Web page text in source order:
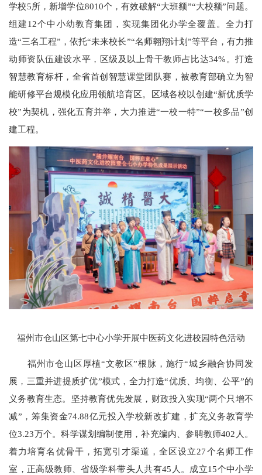
学校5所，新增学位8010个，有效破解“大班额”“大校额”问题。
组建12个中小幼教育集团，实现集团化办学全覆盖。全力打
造“三名工程”，依托“未来校长”“名师翱翔计划”等平台，有力推
动师资队伍建设水平，区级及以上骨干教师占比达34%。打造
智慧教育标杆，全省首创智慧课堂团队赛，被教育部确立为智
能研修平台规模化应用领航培育区。区域各校以创建“新优质学
校”为契机，强化五育并举，大力推进“一校一特”“一校多品”创
建工程。
福州市仓山区第七中心小学开展中医药文化进校园特色活动
福州市仓山区厚植“文教区”根脉，施行“城乡融合协同发
展，三重并进提质扩优”模式，全力打造“优质、均衡、公平”的
义务教育生态。坚持教育优先发展，财政投入实现“两个只增不
减”，筹集资金74.88亿元投入学校新改扩建，扩充义务教育学
位3.23万个。科学谋划编制使用，补充编内、参聘教师402人。
着力培育名优骨干，拓宽引才渠道，全区设立27个名师工作
室，正高级教师、省级学科带头人共有45人。成立15个中小学